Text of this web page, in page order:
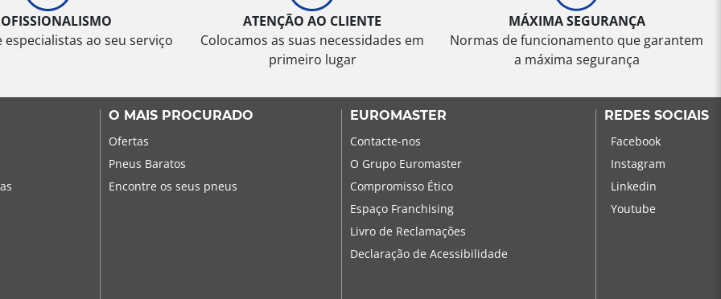
especialistas ao seu serviço
ATENÇÃO AO CLIENTE
Colocamos as suas necessidades em
primeiro lugar
MÁXIMA SEGURANÇA
Normas de funcionamento que garantem
a máxima segurança
O MAIS PROCURADO
Ofertas
Pneus Baratos
Encontre os seus pneus
EUROMASTER
Contacte-nos
O Grupo Euromaster
Compromisso Ético
Espaço Franchising
Livro de Reclamações
Declaração de Acessibilidade
REDES SOCIAIS
Facebook
Instagram
Linkedin
Youtube